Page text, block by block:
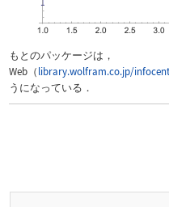
もとのパッケージは，
Web（library.wolfram.co.jp/
うになっている．